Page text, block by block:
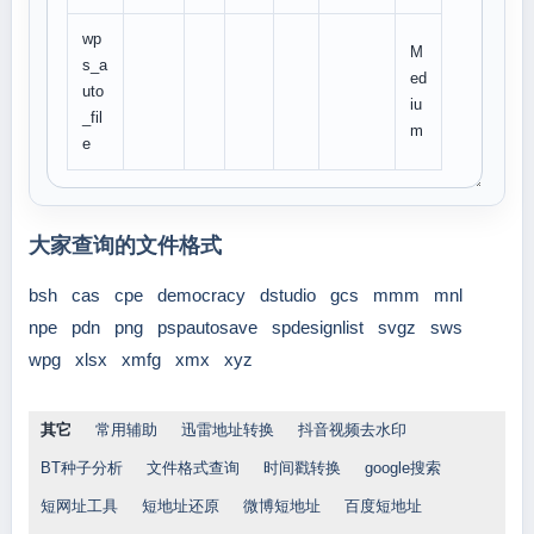
wp
s_a
uto
_fil
e
M
ed
iu
m
大家查询的文件格式
bsh cas cpe democracy dstudio gcs mmm
mnl
npe
pdn png pspautosave spdesignlist svgz
sws
wpg
xlsx xmfg xmx xyz
其它 常用辅助 迅雷地址转换 抖音视频去水印
BT种子分析 文件格式查询 时间戳转换 google搜索
短网址工具 短地址还原 微博短地址 百度短地址